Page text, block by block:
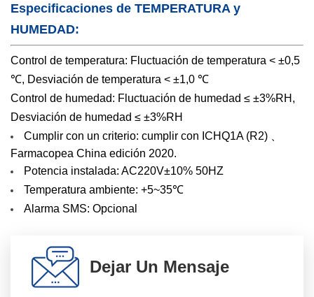
Especificaciones de TEMPERATURA y
HUMEDAD:
Control de temperatura: Fluctuación de temperatura < ±0,5
℃, Desviación de temperatura < ±1,0 ℃
Control de humedad: Fluctuación de humedad ≤ ±3%RH,
Desviación de humedad ≤ ±3%RH
Cumplir con un criterio: cumplir con ICHQ1A (R2) 、
Farmacopea China edición 2020.
Potencia instalada: AC220V±10% 50HZ
Temperatura ambiente: +5~35℃
Alarma SMS: Opcional
Dejar Un Mensaje